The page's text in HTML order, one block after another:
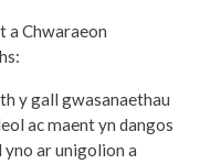
a Chwaraeon
y gall gwasanaethau
ac maent yn dangos
ar unigolion a